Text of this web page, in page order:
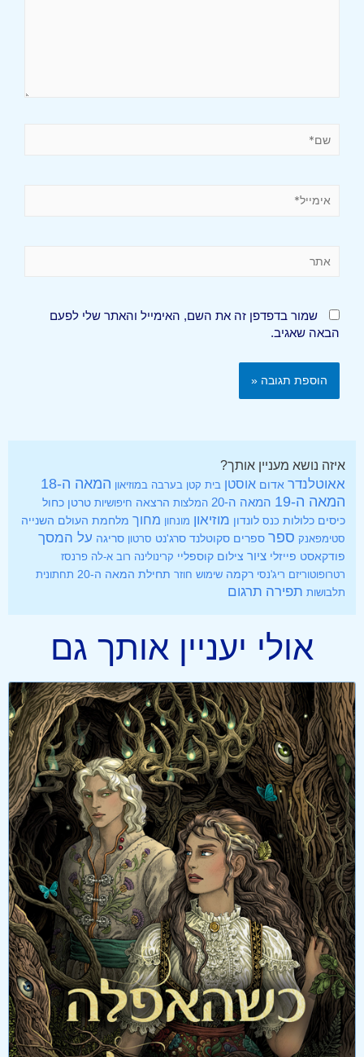
שמור בדפדפן זה את השם, האימייל והאתר שלי לפעם
הבאה שאגיב.
איזה נושא מעניין אותך?
אאוטלנדר אדום אוסטן בית קטן בערבה במוזיאון המאה ה-18
המאה ה-19
המאה ה-20 המלצות הרצאה חיפושיות טרטן כחול
כיסים כלולות כנס לונדון מוזיאון מונחון מחוך מלחמת העולם השנייה
סטימפאנק ספר ספרים סקוטלנד סרג'נט סרטון סריגה על המסך
פודקאסט פייזלי ציור צילום קוספליי קרינולינה רוב א-לה פרנסז
רטרופוטוריזם ריג'נסי רקמה שימוש חוזר תחילת המאה ה-20
תחתונית
תלבושות תפירה תרגום
אולי יעניין אותך גם